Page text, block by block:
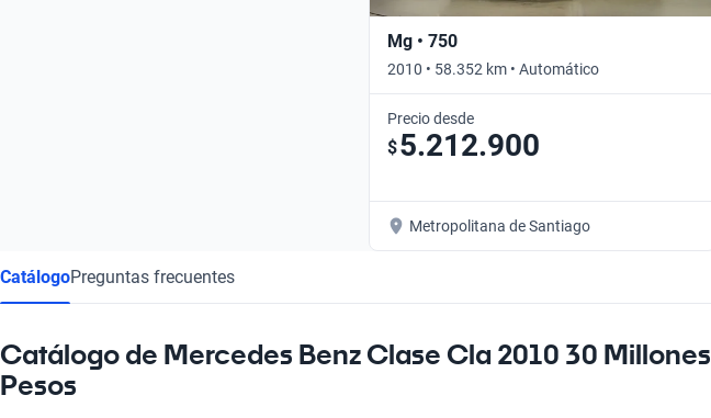
Mg • 750
2010 • 58.352 km • Automático
Precio desde
$5.212.900
Metropolitana de Santiago
CatálogoPreguntas frecuentes
Catálogo de Mercedes Benz Clase Cla 2010 30 Millones
Pesos